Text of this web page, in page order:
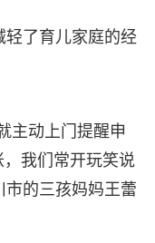
轻了育儿家庭的经
主动上门提醒申
我们常开玩笑说
市的三孩妈妈王蕾